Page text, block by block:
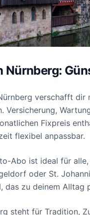
Nürnberg:
verschafft
Versicherung,
Fixpreis
flexibel anpassbar.
Abo ist ideal für
oder St.
das zu deinem
steht für Tradition,